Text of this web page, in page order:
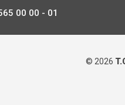
00 00 - 01
© 2026